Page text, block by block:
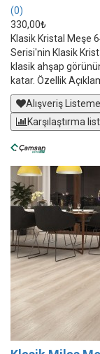
(0)
330,00₺
Klasik Kristal Meşe
Serisi'nin Klasik
klasik ahşap
katar. Özellik
Alışveriş
Karşılaştırma